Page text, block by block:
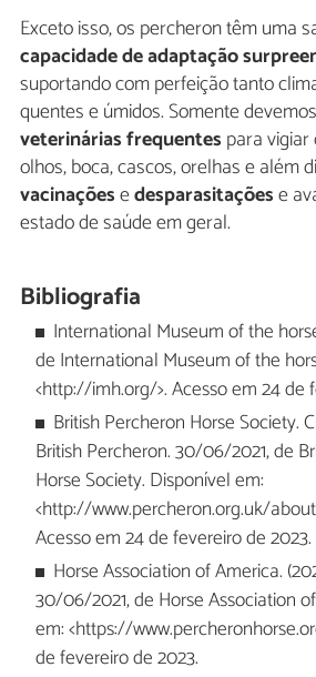
Exceto isso, os percheron têm uma
capacidade de adaptação
suportando com perfeição tanto
quentes e úmidos. Somente
veterinárias frequentes para
olhos, boca, cascos, orelhas e além
vacinaçõesedesparasitaçõese
estado de saúde em geral.
Bibliografia
International Museum of the
de International Museum of the
<http://imh.org/>. Acesso em 24 de
British Percheron Horse Society.
British Percheron. 30/06/2021, de
Horse Society. Disponível em:
<http://www.percheron.org.uk/
Acesso em 24 de fevereiro de 2023.
Horse Association of America.
30/06/2021, de Horse Association
em: <https://
de fevereiro de 2023.